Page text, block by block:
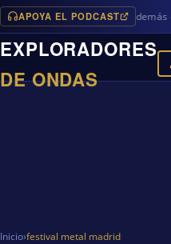
APOYA EL PODCAST
programas en iVoox, además
EXPLORADORES
DE ONDAS
Inicio›festival metal madrid